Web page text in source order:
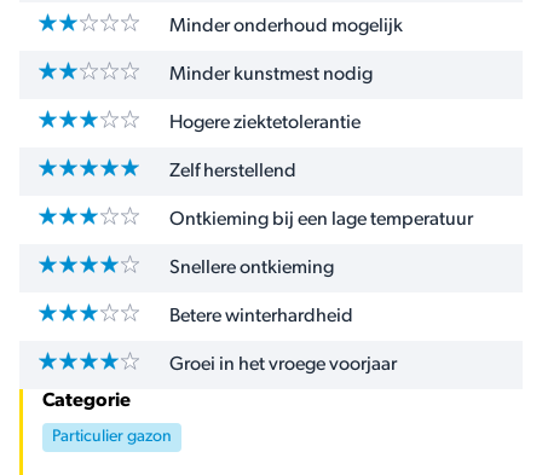
Minder onderhoud mogelijk
Minder kunstmest nodig
Hogere ziektetolerantie
Zelf herstellend
Ontkieming bij een lage temperatuur
Snellere ontkieming
Betere winterhardheid
Groei in het vroege voorjaar
Categorie
Particulier gazon